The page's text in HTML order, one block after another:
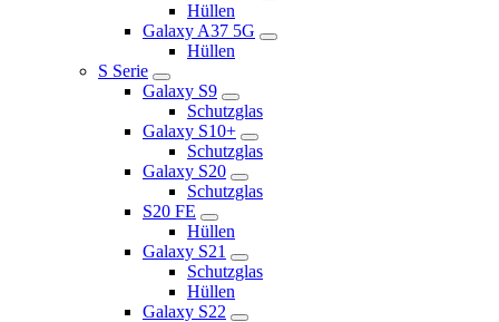
Hüllen
Galaxy A37 5G
Hüllen
S Serie
Galaxy S9
Schutzglas
Galaxy S10+
Schutzglas
Galaxy S20
Schutzglas
S20 FE
Hüllen
Galaxy S21
Schutzglas
Hüllen
Galaxy S22